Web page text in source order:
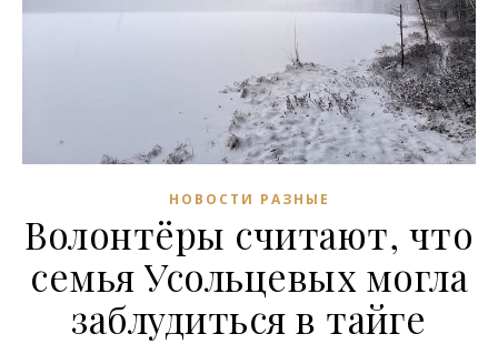
НОВОСТИ РАЗНЫЕ
Волонтёры считают, что
семья Усольцевых могла
заблудиться в тайге